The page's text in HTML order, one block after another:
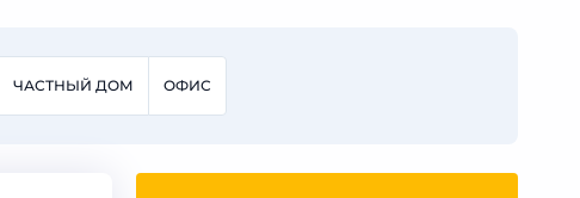
ЧАСТНЫЙ ДОМ ОФИС